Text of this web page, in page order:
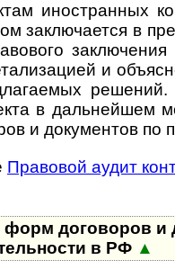
иностранных
зак­лю­ча­ется в
и
в даль­ней­шем
и доку­мен­тов по
Пра­во­вой аудит
форм договоров и
в РФ ▲